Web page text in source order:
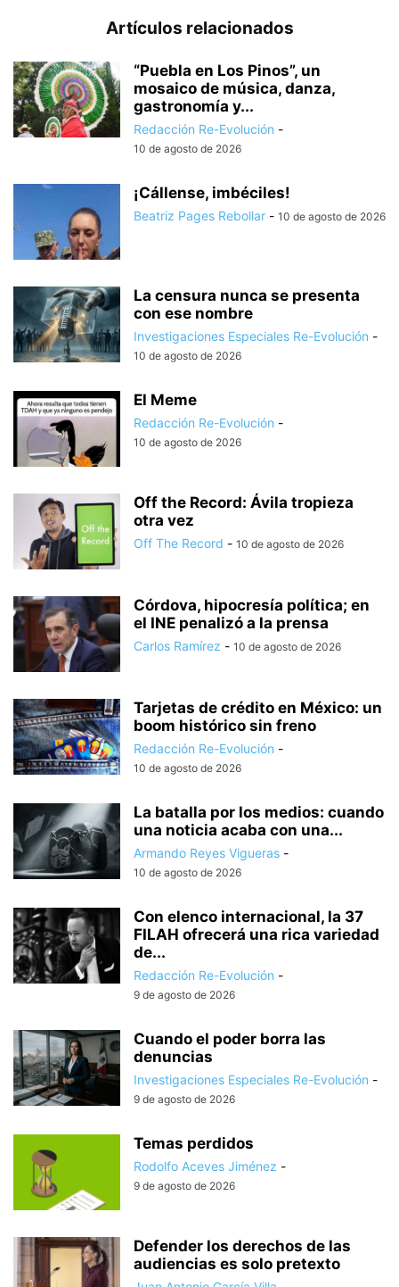
Artículos relacionados
“Puebla en Los Pinos”, un
mosaico de música, danza,
gastronomía y...
Redacción Re-Evolución -
10 de agosto de 2026
¡Cállense, imbéciles!
Beatriz Pages Rebollar - 10 de agosto de 2026
La censura nunca se presenta
con ese nombre
Investigaciones Especiales Re-Evolución -
10 de agosto de 2026
El Meme
Redacción Re-Evolución -
10 de agosto de 2026
Off the Record: Ávila tropieza
otra vez
Off The Record - 10 de agosto de 2026
Córdova, hipocresía política; en
el INE penalizó a la prensa
Carlos Ramírez - 10 de agosto de 2026
Tarjetas de crédito en México: un
boom histórico sin freno
Redacción Re-Evolución -
10 de agosto de 2026
La batalla por los medios: cuando
una noticia acaba con una...
Armando Reyes Vigueras -
10 de agosto de 2026
Con elenco internacional, la 37
FILAH ofrecerá una rica variedad
de...
Redacción Re-Evolución -
9 de agosto de 2026
Cuando el poder borra las
denuncias
Investigaciones Especiales Re-Evolución -
9 de agosto de 2026
Temas perdidos
Rodolfo Aceves Jiménez -
9 de agosto de 2026
Defender los derechos de las
audiencias es solo pretexto